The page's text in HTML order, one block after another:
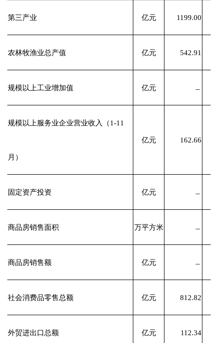
第三产业 亿元 1199.00
农林牧渔业总产值 亿元 542.91
规模以上工业增加值 亿元 ﹘
规模以上服务业企业营业收入（1-11
月）
亿元 162.66
固定资产投资 亿元 ﹘
商品房销售面积 万平方米 ﹘
商品房销售额 亿元 ﹘
社会消费品零售总额 亿元 812.82
外贸进出口总额 亿元 112.34